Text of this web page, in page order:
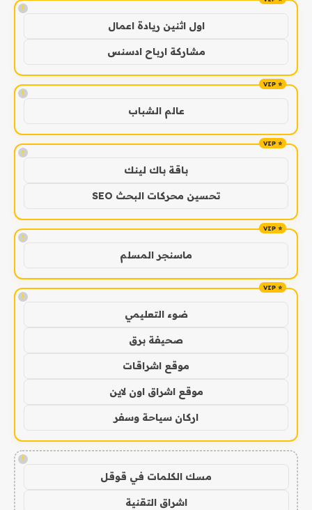
!
اول اثنين ريادة اعمال
مشاركة ارباح ادسنس
!
عالم الشباب
!
باقة باك لينك
تحسين محركات البحث SEO
!
ماسنجر المسلم
!
ضوء التعليمي
صحيفة برق
موقع اشراقات
موقع اشراق اون لاين
اركان سياحة وسفر
!
مسك الكلمات في قوقل
اشراق التقنية